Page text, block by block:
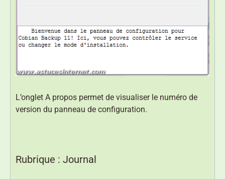
L’onglet A propos permet de visualiser le numéro de
version du panneau de configuration.
Rubrique : Journal